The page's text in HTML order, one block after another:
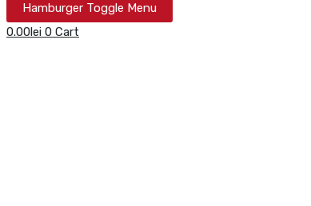
Hamburger Toggle Menu
0.00lei 0 Cart